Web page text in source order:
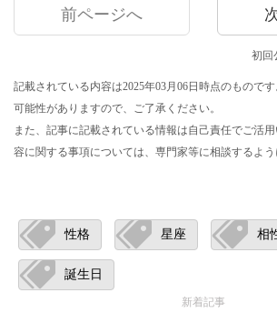
前ページへ
初回
記載されている内容は2025年03月06日時点のもので
可能性がありますので、ご了承ください。
また、記事に記載されている情報は自己責任でご活
容に関する事項については、専門家等に相談するよう
性格 星座 相
誕生日
新着記事